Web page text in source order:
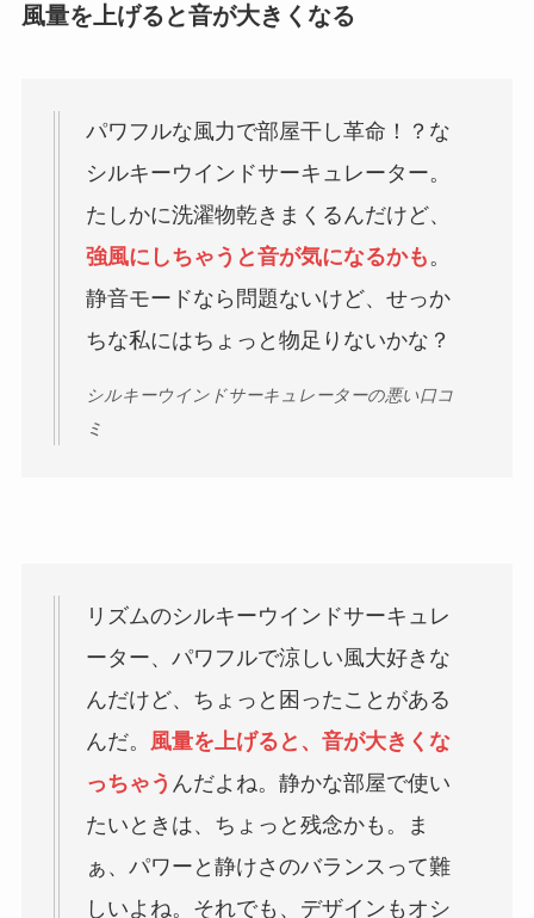
風量を上げると音が大きくなる
パワフルな風力で部屋干し革命！？な
シルキーウインドサーキュレーター。
たしかに洗濯物乾きまくるんだけど、
強風にしちゃうと音が気になるかも 。
静音モードなら問題ないけど、せっか
ちな私にはちょっと物足りないかな？
シルキーウインドサーキュレーターの悪い口コ
ミ
リズムのシルキーウインドサーキュレ
ーター、パワフルで涼しい風大好きな
んだけど、ちょっと困ったことがある
んだ。
風量を上げると、音が大きくな
っちゃう んだよね。静かな部屋で使い
たいときは、ちょっと残念かも。ま
ぁ、パワーと静けさのバランスって難
しいよね。それでも、デザインもオシ